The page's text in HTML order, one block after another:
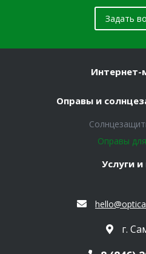
Задать
Интернет-
Оправы и
Оправы
Услуги
г.